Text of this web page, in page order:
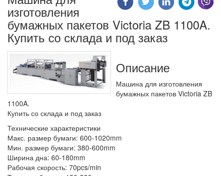
изготовления
бумажных пакетов Victoria ZB 1100A.
Купить со склада и под заказ
Описание
Машина для изготовления
бумажных пакетов Victoria ZB
1100A.
Купить со склада и под заказ
Технические характеристики
Макс. размер бумаги: 600-1020mm
Мин. размер бумаги: 380-600mm
Ширина дна: 60-180mm
Рабочая скорость: 70pcs/min